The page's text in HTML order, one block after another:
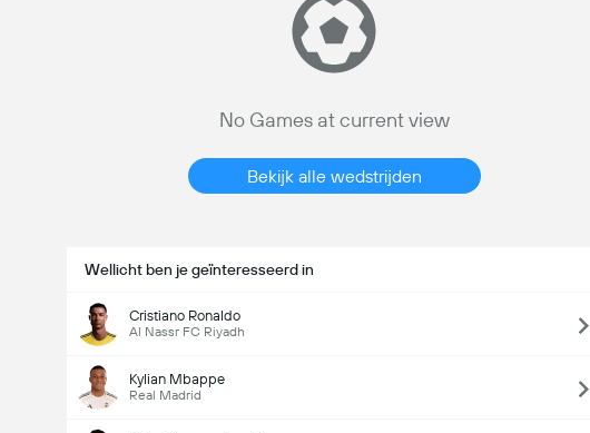
No Games at current view
Bekijk alle wedstrijden
Wellicht ben je geïnteresseerd in
Cristiano Ronaldo
Al Nassr FC Riyadh
Kylian Mbappe
Real Madrid